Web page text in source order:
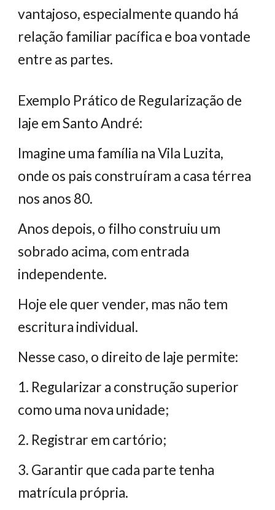
vantajoso, especialmente quando há
relação familiar pacífica e boa vontade
entre as partes.
Exemplo Prático de Regularização de
laje em Santo André:
Imagine uma família na Vila Luzita,
onde os pais construíram a casa térrea
nos anos 80.
Anos depois, o filho construiu um
sobrado acima, com entrada
independente.
Hoje ele quer vender, mas não tem
escritura individual.
Nesse caso, o direito de laje permite:
1. Regularizar a construção superior
como uma nova unidade;
2. Registrar em cartório;
3. Garantir que cada parte tenha
matrícula própria.